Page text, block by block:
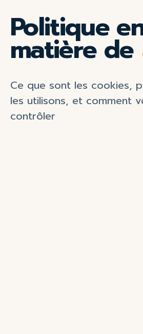
Politique
matière de
Ce que sont les cookies,
les utilisons, et comment
contrôler